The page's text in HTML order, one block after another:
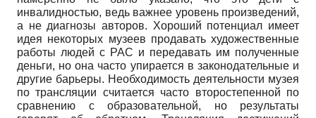
инвалидностью, ведь важнее уровень произведений,
а не диагнозы авторов. Хороший потенциал имеет
идея некоторых музеев продавать художественные
работы людей с РАС и передавать им полученные
деньги, но она часто упирается в законодательные и
другие барьеры. Необходимость деятельности музея
по трансляции считается часто второстепенной по
сравнению с образовательной, но результаты